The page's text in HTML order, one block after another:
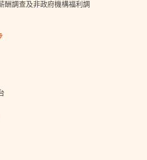
酬調查及非政府機構福利調